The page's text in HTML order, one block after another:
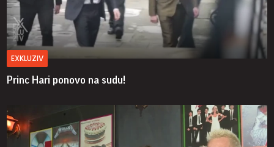
EXKLUZIV
Princ Hari ponovo na sudu!